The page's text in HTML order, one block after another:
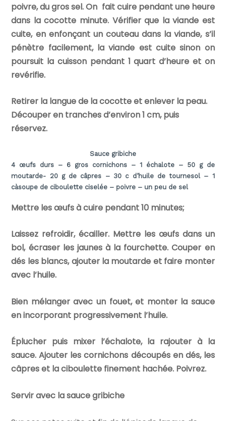
poivre, du gros sel. On fait cuire pendant une heure
dans la cocotte minute. Vérifier que la viande est
cuite, en enfonçant un couteau dans la viande, s’il
pénètre facilement, la viande est cuite sinon on
poursuit la cuisson pendant 1 quart d’heure et on
revérifie.
Retirer la langue de la cocotte et enlever la peau.
Découper en tranches d’environ 1 cm, puis
réservez.
Sauce gribiche
4 œufs durs – 6 gros cornichons – 1 échalote – 50 g de
moutarde- 20 g de câpres – 30 c d’huile de tournesol – 1
càsoupe de ciboulette ciselée – poivre – un peu de sel
Mettre les œufs à cuire pendant 10 minutes;
Laissez refroidir, écailler. Mettre les œufs dans un
bol, écraser les jaunes à la fourchette. Couper en
dés les blancs, ajouter la moutarde et faire monter
avec l’huile.
Bien mélanger avec un fouet, et monter la sauce
en incorporant progressivement l’huile.
Éplucher puis mixer l’échalote, la rajouter à la
sauce. Ajouter les cornichons découpés en dés, les
câpres et la ciboulette finement hachée. Poivrez.
Servir avec la sauce gribiche